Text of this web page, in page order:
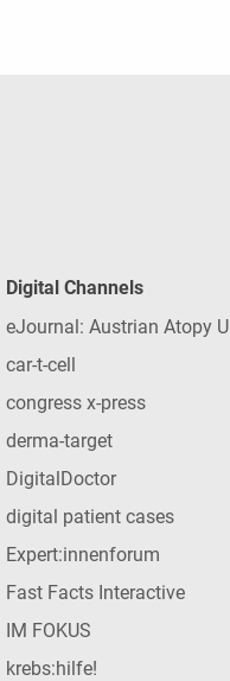
Digital Channels
eJournal: Austrian Atopy
car-t-cell
congress x-press
derma-target
DigitalDoctor
digital patient cases
Expert:innenforum
Fast Facts Interactive
IM FOKUS
krebs:hilfe!